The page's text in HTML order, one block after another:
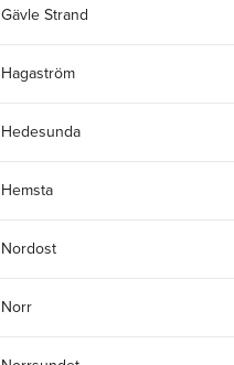
Gävle Strand
Hagaström
Hedesunda
Hemsta
Nordost
Norr